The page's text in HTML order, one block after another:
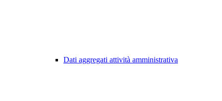
Dati aggregati attività amministrativa